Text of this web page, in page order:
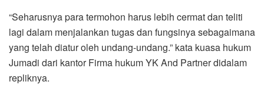
“Seharusnya para termohon harus lebih cermat dan teliti
lagi dalam menjalankan tugas dan fungsinya sebagaimana
yang telah diatur oleh undang-undang.” kata kuasa hukum
Jumadi dari kantor Firma hukum YK And Partner didalam
repliknya.